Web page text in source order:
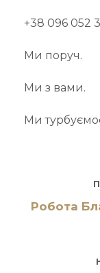
+38 096 052
Ми поруч.
Ми з вами.
Ми
Робота